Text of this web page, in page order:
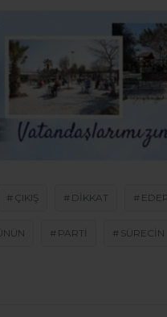
ÇIKIŞ DIKKAT
PARTI SÜRECIN